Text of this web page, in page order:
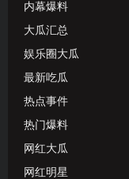
内幕爆料
大瓜汇总
娱乐圈大瓜
最新吃瓜
热点事件
热门爆料
网红大瓜
网红明星